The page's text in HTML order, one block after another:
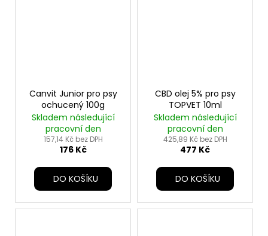
Canvit Junior pro psy
ochucený 100g
Skladem následující
pracovní den
157,14 Kč bez DPH
176 Kč
DO KOŠÍKU
CBD olej 5% pro psy
TOPVET 10ml
Skladem následující
pracovní den
425,89 Kč bez DPH
477 Kč
DO KOŠÍKU